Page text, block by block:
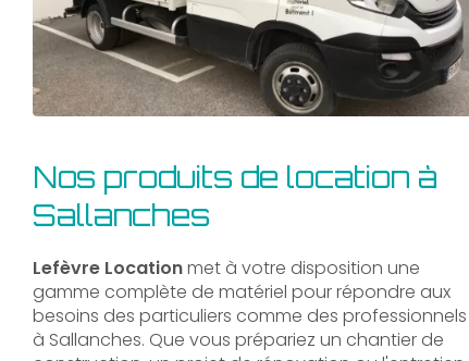
Nos produits de location à
Sallanches
Lefèvre Locationmet à votre disposition une
gamme complète de matériel pour répondre aux
besoins des particuliers comme des professionnels
à Sallanches. Que vous prépariez un chantier de